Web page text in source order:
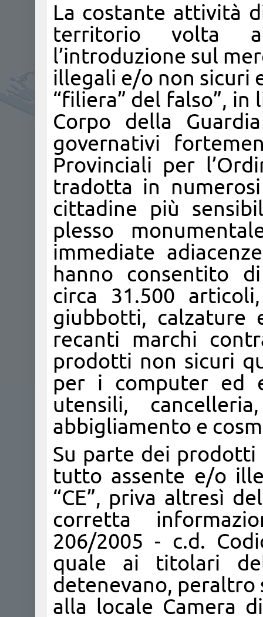
La costante attività
territorio volta
l’introduzione sul
illegali e/o non sicuri
“filiera” del falso”,
Corpo della
governativi
Provinciali per
tradotta in
cittadine più
plesso
immediate
hanno consentito
circa 31.500
giubbotti, calzature
recanti marchi
prodotti non sicuri
per i computer ed
utensili,
abbigliamento e
Su parte dei
tutto assente e/o
“CE”, priva altresì
corretta
206/2005 - c.d.
quale ai titolari
detenevano, peraltro
alla locale Camera